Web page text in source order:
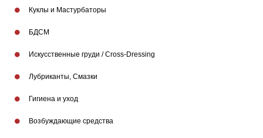
Куклы и Мастурбаторы
БДСМ
Искусственные груди / Cross-Dressing
Лубриканты, Смазки
Гигиена и уход
Возбуждающие средства